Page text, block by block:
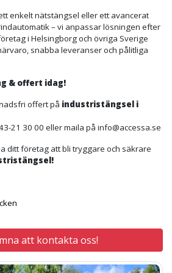
enkelt nätstängsel eller ett avancerat
– vi anpassar lösningen efter
i Helsingborg och övriga Sverige
snabba leveranser och pålitliga
& offert idag!
offert på industristängsel i
21 30 00 eller maila på info@accessa.se
ditt företag att bli tryggare och säkrare
att kontakta oss!